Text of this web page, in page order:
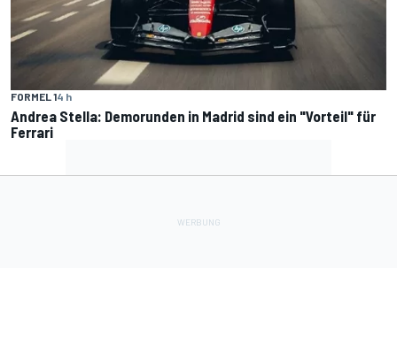
FORMEL 14 h
Andrea Stella: Demorunden in Madrid sind ein "Vorteil" für
Ferrari